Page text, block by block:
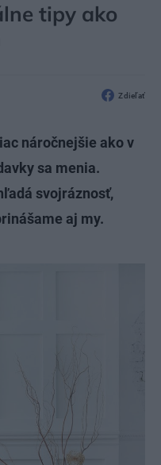
tipy ako
Zdieľať
náročnejšie ako v
sa menia.
svojráznosť,
aj my.